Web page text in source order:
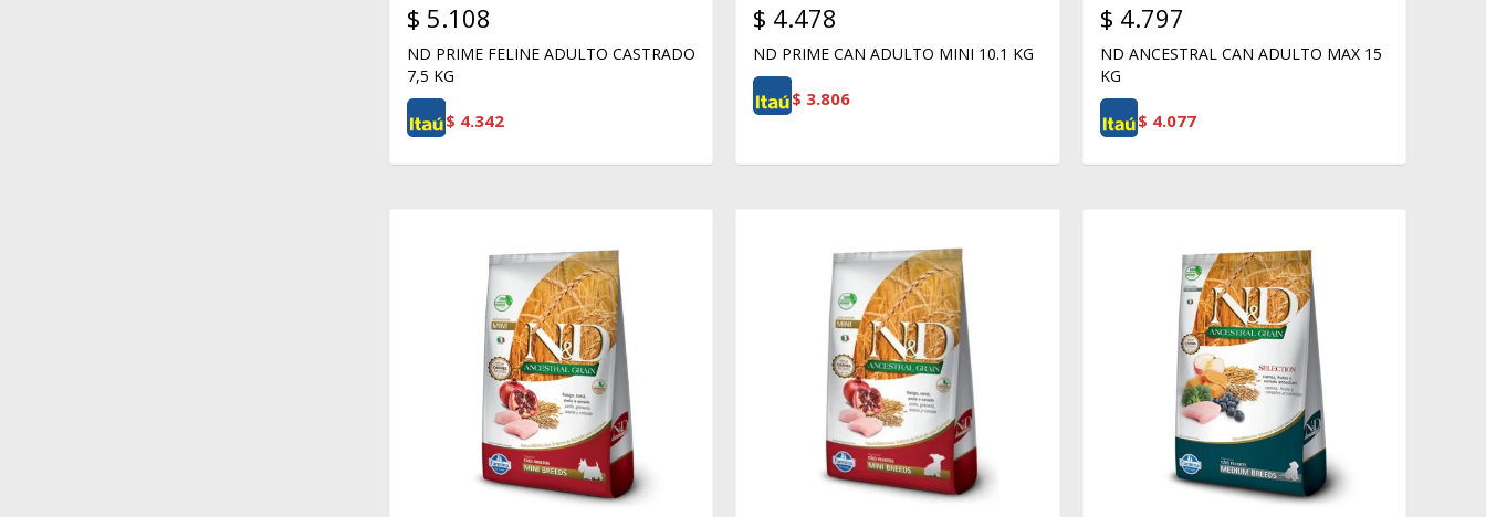
$ 5.108
ND PRIME FELINE ADULTO CASTRADO
7,5 KG
$ 4.342
$ 4.478
ND PRIME CAN ADULTO MINI 10.1 KG
$ 3.806
$ 4.797
ND ANCESTRAL CAN ADULTO MAX 15
KG
$ 4.077